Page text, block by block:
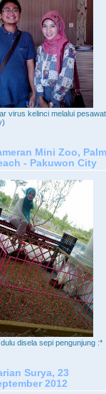
virus kelinci melalui pesawat
Mini Zoo, Palm
- Pakuwon City
disela sepi pengunjung :*
Surya, 23
2012